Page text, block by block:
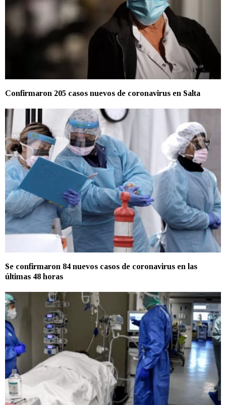
Confirmaron 205 casos nuevos de coronavirus en Salta
Se confirmaron 84 nuevos casos de coronavirus en las
últimas 48 horas